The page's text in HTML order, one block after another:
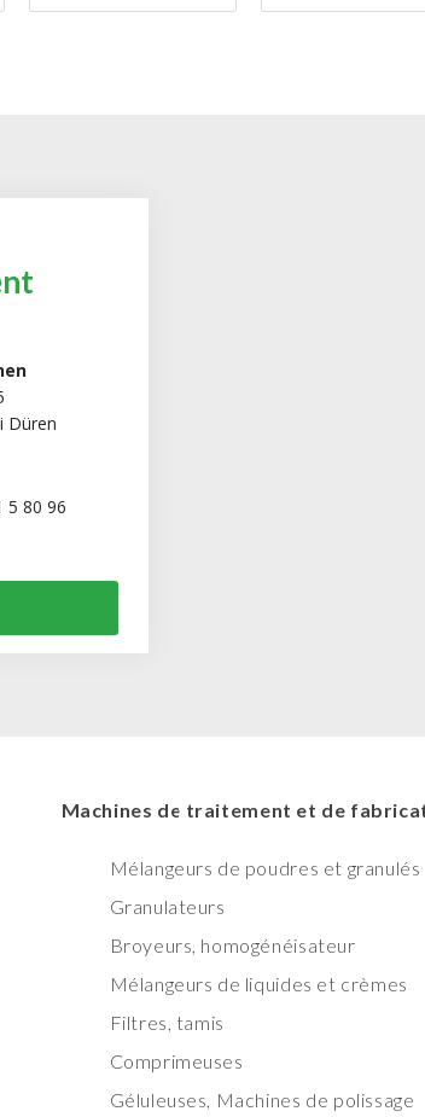
Düren
5 80 96
Machines de traitement et de
Mélangeurs de poudres et granulés
Granulateurs
Broyeurs, homogénéisateur
Mélangeurs de liquides et crèmes
Filtres, tamis
Comprimeuses
Géluleuses, Machines de polissage